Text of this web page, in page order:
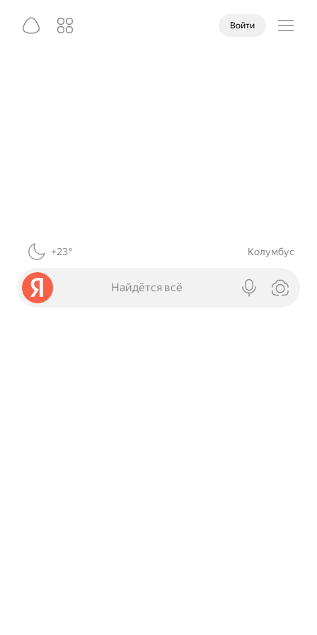
Войти
+23° Колумбус
Найдётся всё